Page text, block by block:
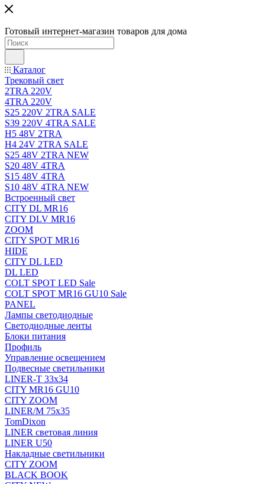
Готовый интернет-магазин товаров для дома
Каталог
Трековый свет
2TRA 220V
4TRA 220V
S25 220V 2TRA SALE
S39 220V 4TRA SALE
H5 48V 2TRA
H4 24V 2TRA SALE
S25 48V 2TRA NEW
S20 48V 4TRA
S15 48V 4TRA
S10 48V 4TRA NEW
Встроенный свет
CITY DL MR16
CITY DLV MR16
ZOOM
CITY SPOT MR16
HIDE
CITY DL LED
DL LED
COLT SPOT LED Sale
COLT SPOT MR16 GU10 Sale
PANEL
Лампы светодиодные
Светодиодные ленты
Блоки питания
Профиль
Управление освещением
Подвесные светильники
LINER-T 33x34
CITY MR16 GU10
CITY ZOOM
LINER/M 75х35
TomDixon
LINER световая линия
LINER U50
Накладные светильники
CITY ZOOM
BLACK BOOK